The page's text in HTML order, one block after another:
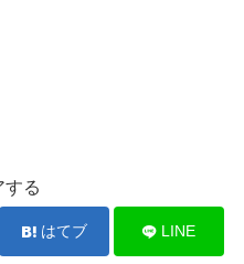
する
はてブ LINE